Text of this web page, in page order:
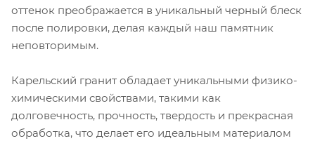
оттенок преображается в уникальный черный блеск
после полировки, делая каждый наш памятник
неповторимым.
Карельский гранит обладает уникальными физико-
химическими свойствами, такими как
долговечность, прочность, твердость и прекрасная
обработка, что делает его идеальным материалом